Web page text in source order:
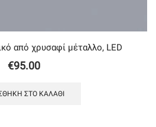
από χρυσαφί μέταλλο, LED
€95.00
ΣΤΟ ΚΑΛΆΘΙ